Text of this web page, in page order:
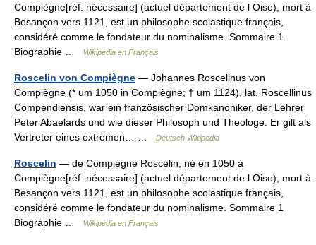
Compiègne[réf. nécessaire] (actuel département de l Oise), mort à
Besançon vers 1121, est un philosophe scolastique français,
considéré comme le fondateur du nominalisme. Sommaire 1
Biographie …
Wikipédia en Français
Roscelin von Compiègne — Johannes Roscelinus von
Compiègne (* um 1050 in Compiègne; † um 1124), lat. Roscellinus
Compendiensis, war ein französischer Domkanoniker, der Lehrer
Peter Abaelards und wie dieser Philosoph und Theologe. Er gilt als
Vertreter eines extremen… …
Deutsch Wikipedia
Roscelin — de Compiègne Roscelin, né en 1050 à
Compiègne[réf. nécessaire] (actuel département de l Oise), mort à
Besançon vers 1121, est un philosophe scolastique français,
considéré comme le fondateur du nominalisme. Sommaire 1
Biographie …
Wikipédia en Français